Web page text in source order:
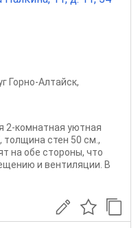
Горно-Алтайск,
2-комнатная уютная
толщина стен 50 см.,
на обе стороны, что
и вентиляции. В